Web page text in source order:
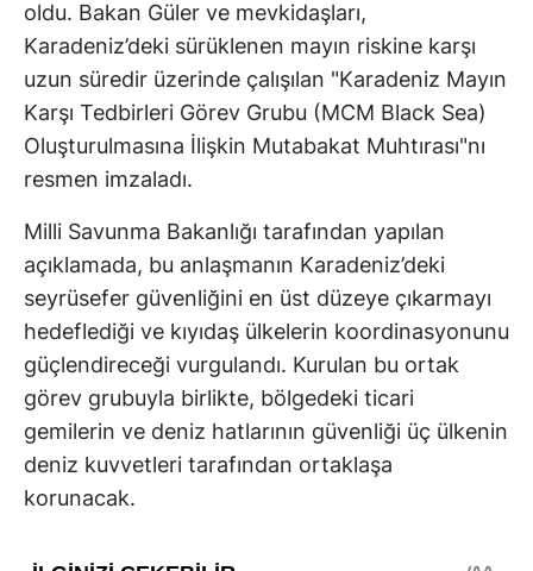
oldu. Bakan Güler ve mevkidaşları,
Karadeniz’deki sürüklenen mayın riskine karşı
uzun süredir üzerinde çalışılan "Karadeniz Mayın
Karşı Tedbirleri Görev Grubu (MCM Black Sea)
Oluşturulmasına İlişkin Mutabakat Muhtırası"nı
resmen imzaladı.
Milli Savunma Bakanlığı tarafından yapılan
açıklamada, bu anlaşmanın Karadeniz’deki
seyrüsefer güvenliğini en üst düzeye çıkarmayı
hedeflediği ve kıyıdaş ülkelerin koordinasyonunu
güçlendireceği vurgulandı. Kurulan bu ortak
görev grubuyla birlikte, bölgedeki ticari
gemilerin ve deniz hatlarının güvenliği üç ülkenin
deniz kuvvetleri tarafından ortaklaşa
korunacak.